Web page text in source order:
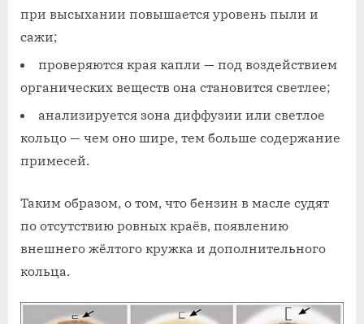
при высыхании повышается уровень пыли и
сажи;
проверяются края капли — под воздействием
органических веществ она становится светлее;
анализируется зона диффузии или светлое
кольцо — чем оно шире, тем больше содержание
примесей.
Таким образом, о том, что бензин в масле судят
по отсутствию ровных краёв, появлению
внешнего жёлтого кружка и дополнительного
кольца.